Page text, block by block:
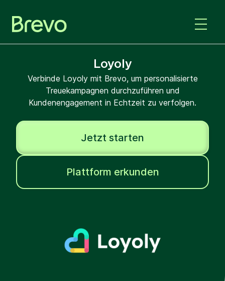
Loyoly
Verbinde Loyoly mit Brevo, um personalisierte
Treuekampagnen durchzuführen und
Kundenengagement in Echtzeit zu verfolgen.
Jetzt starten
Plattform erkunden